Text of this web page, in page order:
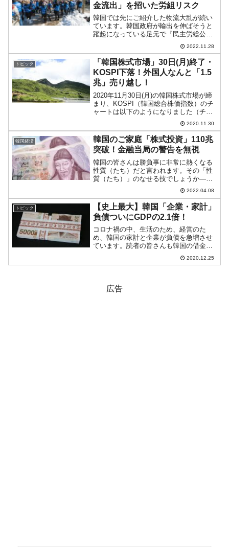
金流出」を招いた労組リスク
韓国では先にご紹介した物流大乱が続い
ています。韓国政府が輸出を伸ばそうと
躍起になっている足元で『民主労総公共
運輸労組貨物連帯本部』（貨物連帯）が
無期限ストライキに突入しており、28日
ですでに5日目です。Money1でも何度も
ご紹介しています...
2022.11.28
トピック
「韓国株式市場」30日(月)終了・
KOSPI下落！外国人なんと「1.5
兆」売り越し！
2020年11月30日(月)の韓国株式市場が締
まり、KOSPI（韓国総合株価指数）のチ
ャートは以下のようになりました（チャ
ートは『Investing.com』より引用）。
2020年11月最後の日でしたが、ドンと長
い陰線となりました。必見の投...
2020.11.30
韓国経済
韓国のご家庭「株式投資」110兆
突破！金融当局の警告を無視
韓国の皆さんは勝負事に非常に熱くなる
性質（たち）だと言われます。その「性
質（たち）」のなせる技でしょうか――
という数字です。2020年にはコロナ禍で
世界的に株価が暴落し、その後急速に戻
したわけですが、韓国でも空前の株式投
資ブームとなりました...
2022.04.08
トピック
【史上最大】韓国「企業・家計」
負債ついにGDPの2.1倍！
コロナ禍の中、生活のため、経営のた
め、韓国の家計と企業が負債を急増させ
ています。読者の皆さんも韓国の借金の
話はもはや聞き飽きたかもしれません
が、これが実際に過去最大に膨らんだと
2020.12.25
広告